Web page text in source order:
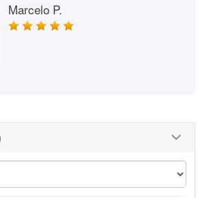
Marcelo P.